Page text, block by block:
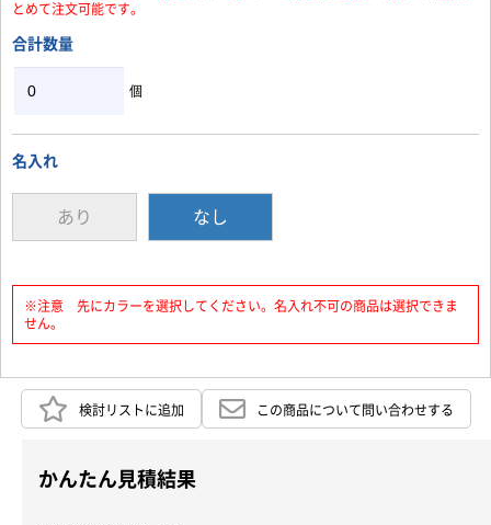
とめて注文可能です。
合計数量
個
名入れ
あり なし
※注意 先にカラーを選択してください。名入れ不可の商品は選択できま
せん。
検討リストに追加 この商品について問い合わせする
かんたん見積結果